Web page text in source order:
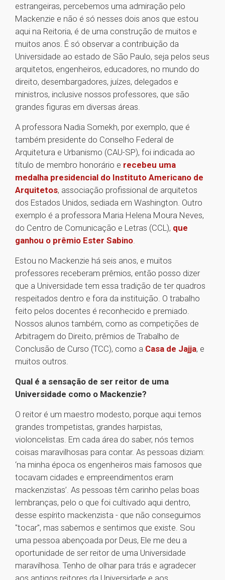
estrangeiras, percebemos uma admiração pelo
Mackenzie e não é só nesses dois anos que estou
aqui na Reitoria, é de uma construção de muitos e
muitos anos. É só observar a contribuição da
Universidade ao estado de São Paulo, seja pelos seus
arquitetos, engenheiros, educadores, no mundo do
direito, desembargadores, juízes, delegados e
ministros, inclusive nossos professores, que são
grandes figuras em diversas áreas.
A professora Nadia Somekh, por exemplo, que é
também presidente do Conselho Federal de
Arquitetura e Urbanismo (CAU-SP), foi indicada ao
título de membro honorário e recebeu uma
medalha presidencial do Instituto Americano de
Arquitetos, associação profissional de arquitetos
dos Estados Unidos, sediada em Washington. Outro
exemplo é a professora Maria Helena Moura Neves,
do Centro de Comunicação e Letras (CCL), que
ganhou o prêmio Ester Sabino.
Estou no Mackenzie há seis anos, e muitos
professores receberam prêmios, então posso dizer
que a Universidade tem essa tradição de ter quadros
respeitados dentro e fora da instituição. O trabalho
feito pelos docentes é reconhecido e premiado.
Nossos alunos também, como as competições de
Arbitragem do Direito, prêmios de Trabalho de
Conclusão de Curso (TCC), como a Casa de Jajja, e
muitos outros.
Qual é a sensação de ser reitor de uma
Universidade como o Mackenzie?
O reitor é um maestro modesto, porque aqui temos
grandes trompetistas, grandes harpistas,
violoncelistas. Em cada área do saber, nós temos
coisas maravilhosas para contar. As pessoas diziam:
‘na minha época os engenheiros mais famosos que
tocavam cidades e empreendimentos eram
mackenzistas’. As pessoas têm carinho pelas boas
lembranças, pelo o que foi cultivado aqui dentro,
desse espírito mackenzista - que não conseguimos
"tocar", mas sabemos e sentimos que existe. Sou
uma pessoa abençoada por Deus, Ele me deu a
oportunidade de ser reitor de uma Universidade
maravilhosa. Tenho de olhar para trás e agradecer